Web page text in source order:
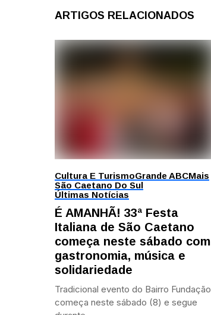
ARTIGOS RELACIONADOS
Cultura E TurismoGrande ABCMais
São Caetano Do Sul
Últimas Notícias
É AMANHÃ! 33ª Festa
Italiana de São Caetano
começa neste sábado com
gastronomia, música e
solidariedade
Tradicional evento do Bairro Fundação
começa neste sábado (8) e segue